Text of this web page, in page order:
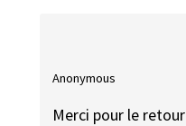
Anonymous
Merci pour le retour